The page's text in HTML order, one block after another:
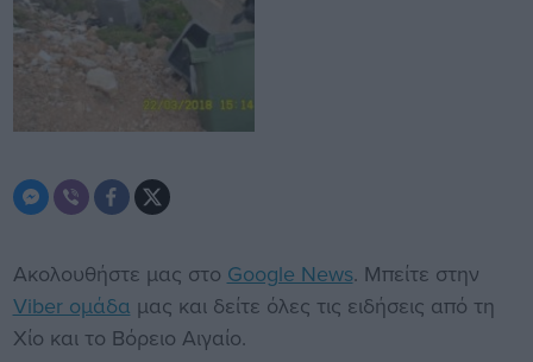
Ακολουθήστε μας στο Google News. Μπείτε στην
Viber ομάδα μας και δείτε όλες τις ειδήσεις από τη
Χίο και το Βόρειο Αιγαίο.